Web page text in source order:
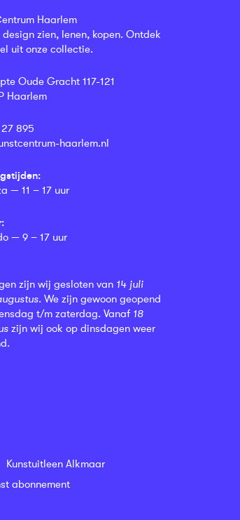
Haarlem
design zien, lenen, kopen. Ontdek
uit onze collectie.
Oude Gracht 117-121
Haarlem
895
haarlem.nl
— 11 – 17 uur
— 9 – 17 uur
zijn wij gesloten van 14 juli
. We zijn gewoon geopend
t/m zaterdag. Vanaf 18
zijn wij ook op dinsdagen weer
Kunstuitleen Alkmaar
abonnement